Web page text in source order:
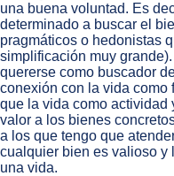
una buena voluntad. Es
determinado a buscar el
pragmáticos o hedonistas
simplificación muy
quererse como buscador
conexión con la vida como
que la vida como actividad
valor a los bienes
a los que tengo que
cualquier bien es valioso y
una vida.